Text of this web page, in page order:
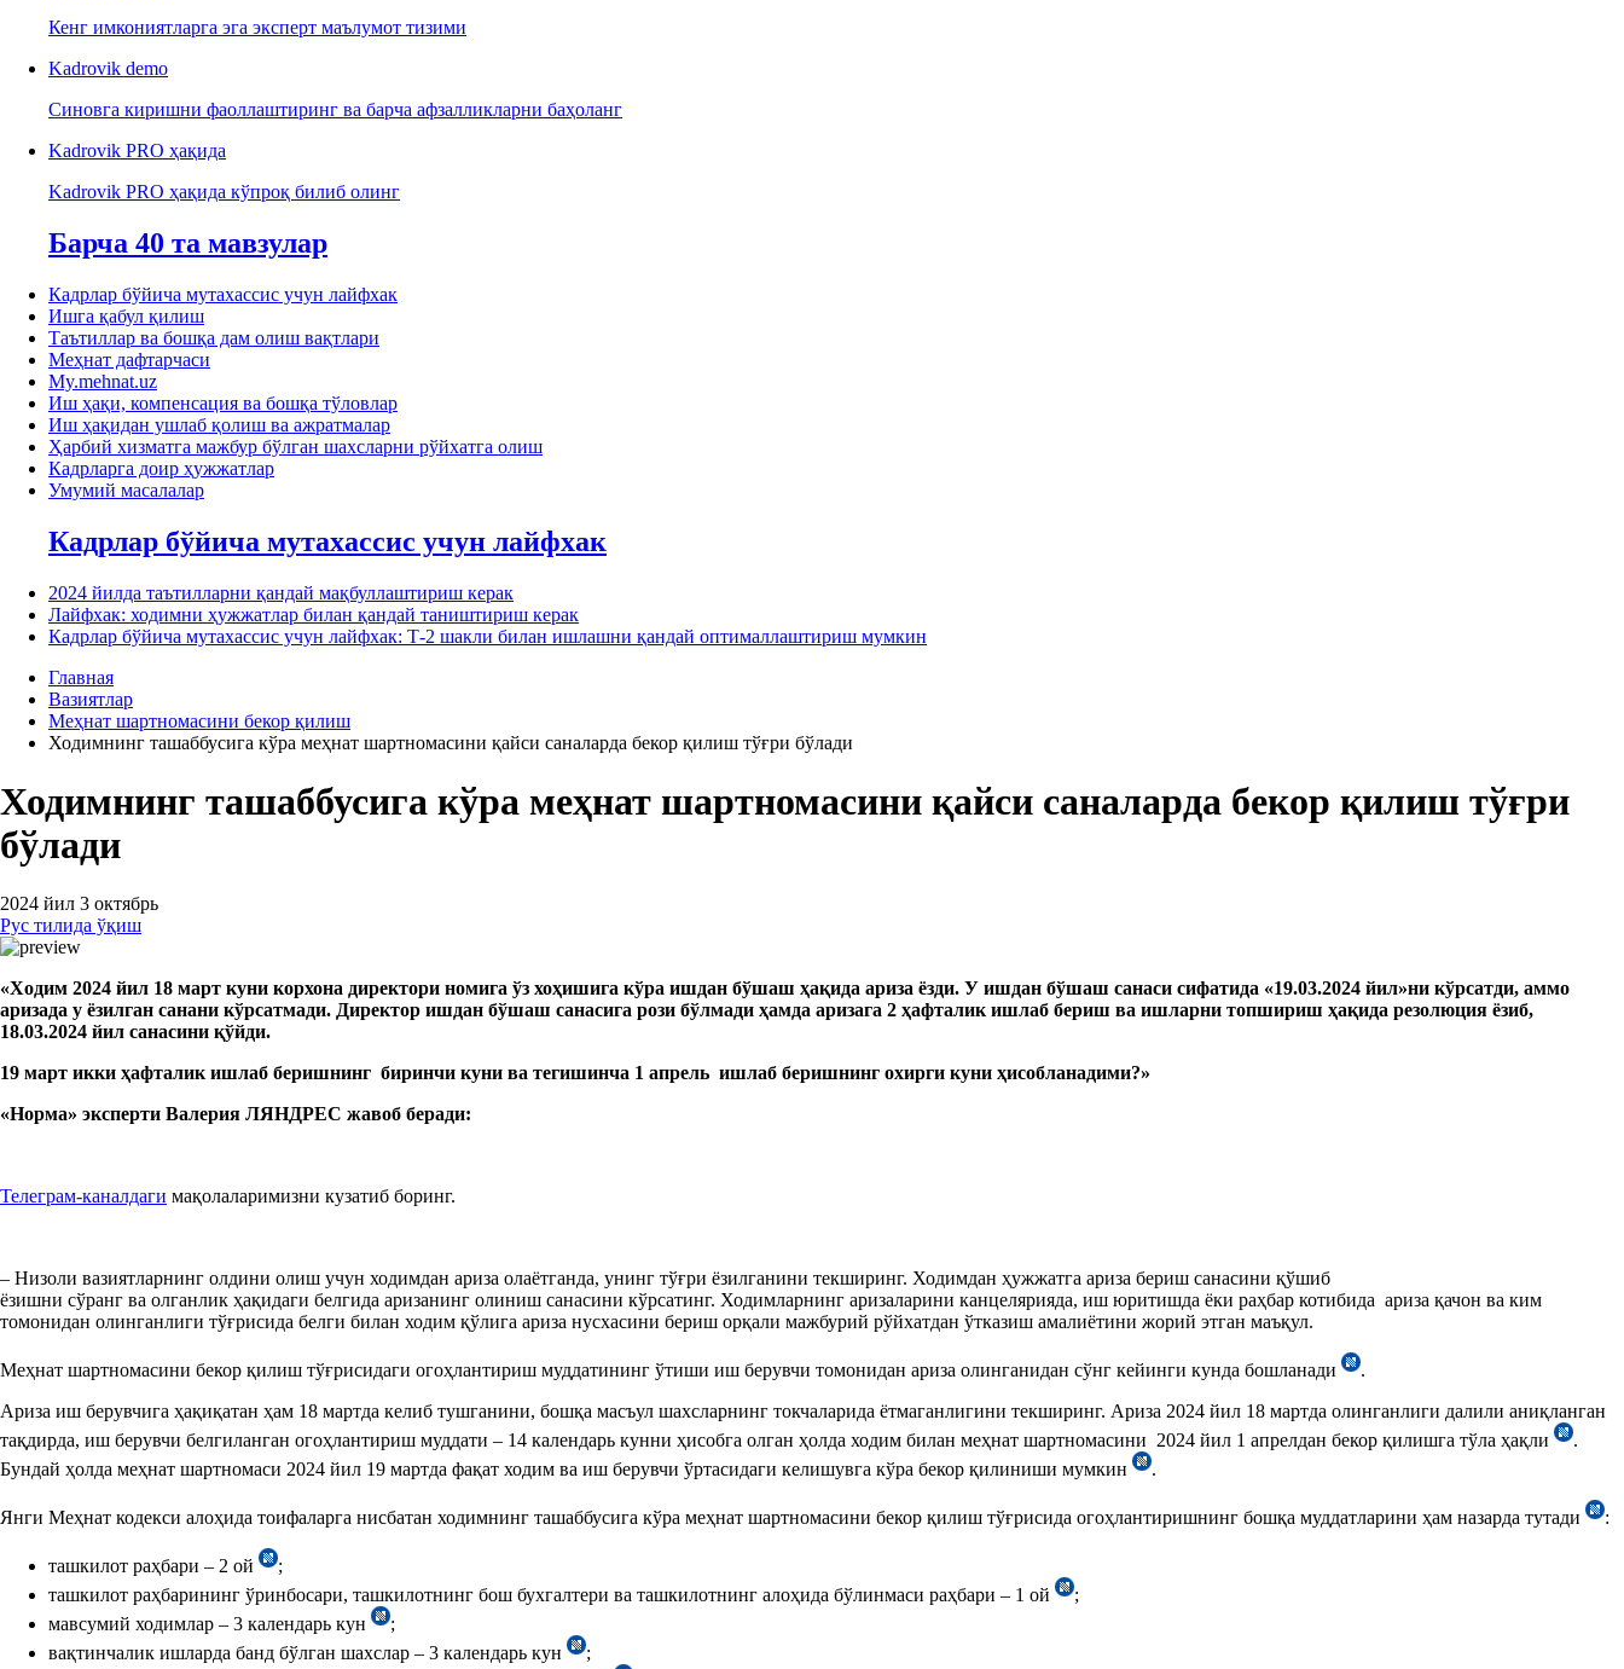
Кенг имкониятларга эга эксперт маълумот тизими
Kadrovik demo
Синовга киришни фаоллаштиринг ва барча афзалликларни баҳоланг
Kadrovik PRO ҳақида
Kadrovik PRO ҳақида кўпроқ билиб олинг
Барча 40 та мавзулар
Кадрлар бўйича мутахассис учун лайфхак
Ишга қабул қилиш
Таътиллар ва бошқа дам олиш вақтлари
Меҳнат дафтарчаси
My.mehnat.uz
Иш ҳақи, компенсация ва бошқа тўловлар
Иш ҳақидан ушлаб қолиш ва ажратмалар
Ҳарбий хизматга мажбур бўлган шахсларни рўйхатга олиш
Кадрларга доир ҳужжатлар
Умумий масалалар
Кадрлар бўйича мутахассис учун лайфхак
2024 йилда таътилларни қандай мақбуллаштириш керак
Лайфхак: ходимни ҳужжатлар билан қандай таништириш керак
Кадрлар бўйича мутахассис учун лайфхак: Т-2 шакли билан ишлашни қандай оптималлаштириш мумкин
Главная
Вазиятлар
Меҳнат шартномасини бекор қилиш
Ходимнинг ташаббусига кўра меҳнат шартномасини қайси саналарда бекор қилиш тўғри бўлади
Ходимнинг ташаббусига кўра меҳнат шартномасини қайси саналарда бекор қилиш тўғри
бўлади
2024 йил 3 октябрь
Рус тилида ўқиш
«Ходим 2024 йил 18 март куни корхона директори номига ўз хоҳишига кўра ишдан бўшаш ҳақида ариза ёзди. У ишдан бўшаш санаси сифатида «19.03.2024 йил»ни кўрсатди, аммо
аризада у ёзилган санани кўрсатмади. Директор ишдан бўшаш санасига рози бўлмади ҳамда аризага 2 ҳафталик ишлаб бериш ва ишларни топшириш ҳақида резолюция ёзиб,
18.03.2024 йил санасини қўйди.
19 март икки ҳафталик ишлаб беришнинг биринчи куни ва тегишинча 1 апрель ишлаб беришнинг охирги куни ҳисобланадими?»
«Норма» эксперти Валерия ЛЯНДРЕС жавоб беради:
Teлеграм-каналдаги мақолаларимизни кузатиб боринг.
– Низоли вазиятларнинг олдини олиш учун ходимдан ариза олаётганда, унинг тўғри ёзилганини текширинг. Ходимдан ҳужжатга ариза бериш санасини қўшиб
ёзишни сўранг ва олганлик ҳақидаги белгида аризанинг олиниш санасини кўрсатинг. Ходимларнинг аризаларини канцелярияда, иш юритишда ёки раҳбар котибида ариза қачон ва ким
томонидан олинганлиги тўғрисида белги билан ходим қўлига ариза нусхасини бериш орқали мажбурий рўйхатдан ўтказиш амалиётини жорий этган маъқул.
Меҳнат шартномасини бекор қилиш тўғрисидаги огоҳлантириш муддатининг ўтиши иш берувчи томонидан ариза олинганидан сўнг кейинги кунда бошланади
.
Ариза иш берувчига ҳақиқатан ҳам 18 мартда келиб тушганини, бошқа масъул шахсларнинг токчаларида ётмаганлигини текширинг. Ариза 2024 йил 18 мартда олинганлиги далили аниқланган
тақдирда, иш берувчи белгиланган огоҳлантириш муддати – 14 календарь кунни ҳисобга олган ҳолда ходим билан меҳнат шартномасини 2024 йил 1 апрелдан бекор қилишга тўла ҳақли
.
Бундай ҳолда меҳнат шартномаси 2024 йил 19 мартда фақат ходим ва иш берувчи ўртасидаги келишувга кўра бекор қилиниши мумкин
.
Янги Меҳнат кодекси алоҳида тоифаларга нисбатан ходимнинг ташаббусига кўра меҳнат шартномасини бекор қилиш тўғрисида огоҳлантиришнинг бошқа муддатларини ҳам назарда тутади :
ташкилот раҳбари – 2 ой
;
ташкилот раҳбарининг ўринбосари, ташкилотнинг бош бухгалтери ва ташкилотнинг алоҳида бўлинмаси раҳбари – 1 ой
;
мавсумий ходимлар – 3 календарь кун
;
вақтинчалик ишларда банд бўлган шахслар – 3 календарь кун
;